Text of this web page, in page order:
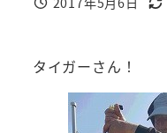
投稿日 更
タイガーさん！